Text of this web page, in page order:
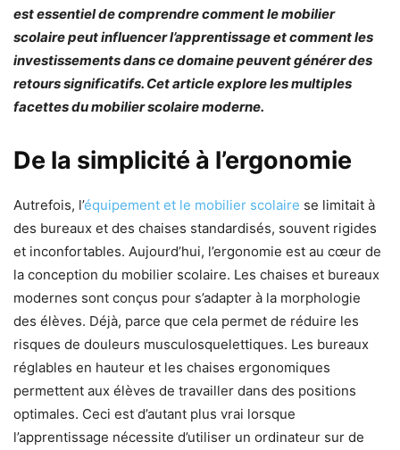
est essentiel de comprendre comment le mobilier
scolaire peut influencer l’apprentissage et comment les
investissements dans ce domaine peuvent générer des
retours significatifs. Cet article explore les multiples
facettes du mobilier scolaire moderne.
De la simplicité à l’ergonomie
Autrefois, l’équipement et le mobilier scolaire se limitait à
des bureaux et des chaises standardisés, souvent rigides
et inconfortables. Aujourd’hui, l’ergonomie est au cœur de
la conception du mobilier scolaire. Les chaises et bureaux
modernes sont conçus pour s’adapter à la morphologie
des élèves. Déjà, parce que cela permet de réduire les
risques de douleurs musculosquelettiques. Les bureaux
réglables en hauteur et les chaises ergonomiques
permettent aux élèves de travailler dans des positions
optimales. Ceci est d’autant plus vrai lorsque
l’apprentissage nécessite d’utiliser un ordinateur sur de